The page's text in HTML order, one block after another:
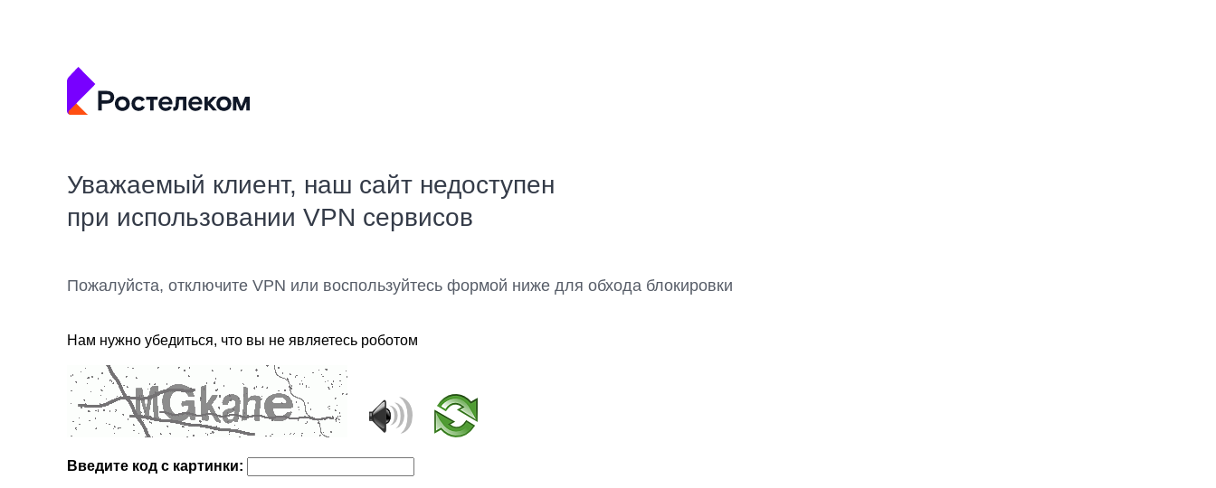
Уважаемый клиент, наш сайт недоступен
при использовании VPN сервисов
Пожалуйста, отключите VPN или воспользуйтесь формой ниже для обхода блокировки
Нам нужно убедиться, что вы не являетесь роботом
Введите код с картинки: